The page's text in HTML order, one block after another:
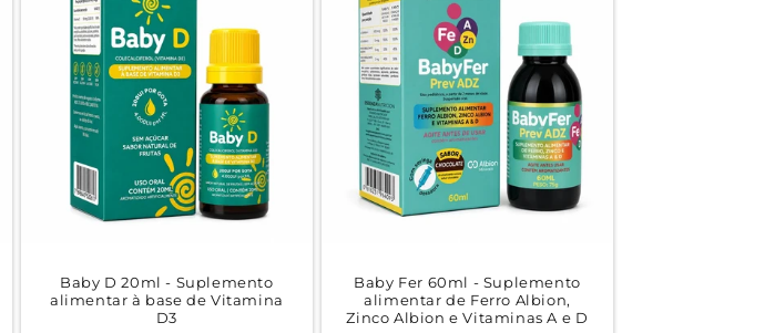
Baby D 20ml - Suplemento
alimentar à base de Vitamina
D3
Baby Fer 60ml - Suplemento
alimentar de Ferro Albion,
Zinco Albion e Vitaminas A e D